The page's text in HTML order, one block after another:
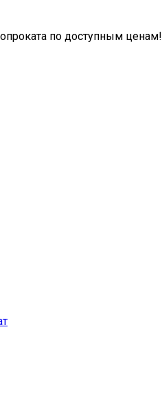
по доступным ценам!